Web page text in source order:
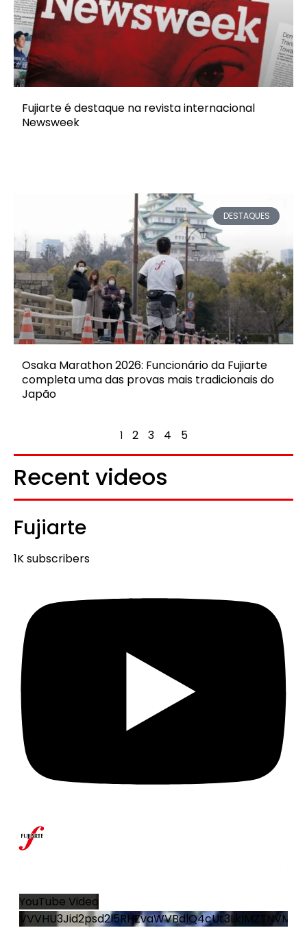
Fujiarte é destaque na revista internacional
Newsweek
DESTAQUES
Osaka Marathon 2026: Funcionário da Fujiarte
completa uma das provas mais tradicionais do
Japão
1 2 3 4 5
Recent videos
Fujiarte
1K subscribers
YouTube Video